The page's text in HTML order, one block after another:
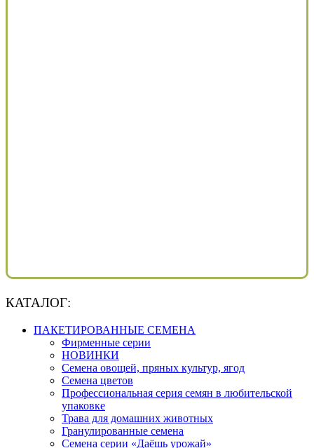
КАТАЛОГ:
ПАКЕТИРОВАННЫЕ СЕМЕНА
Фирменные серии
НОВИНКИ
Семена овощей, пряных культур, ягод
Семена цветов
Профессиональная серия семян в любительской
упаковке
Трава для домашних животных
Гранулированные семена
Семена серии «Даёшь урожай»